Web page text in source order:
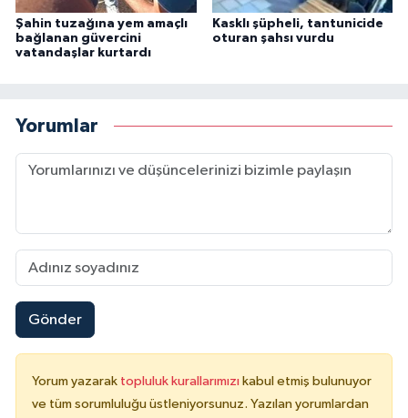
Şahin tuzağına yem amaçlı
bağlanan güvercini
vatandaşlar kurtardı
Kasklı şüpheli, tantunicide
oturan şahsı vurdu
Yorumlar
Gönder
Yorum yazarak topluluk kurallarımızı kabul etmiş bulunuyor
ve tüm sorumluluğu üstleniyorsunuz. Yazılan yorumlardan